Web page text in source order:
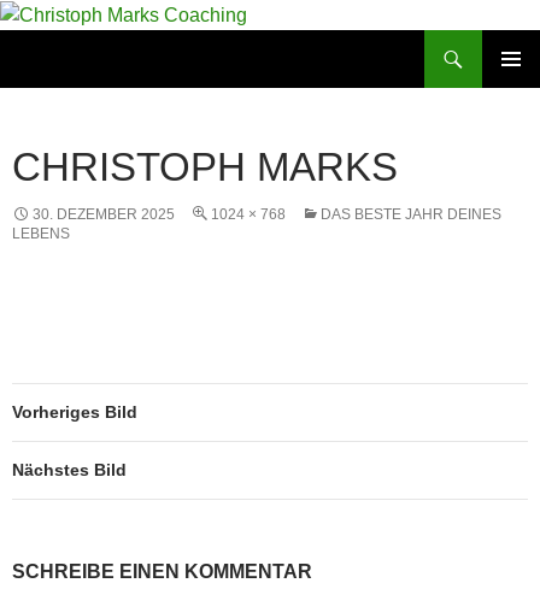
CHRISTOPH MARKS
30. DEZEMBER 2025 1024 × 768
DAS BESTE JAHR DEINES
LEBENS
Vorheriges Bild
Nächstes Bild
SCHREIBE EINEN KOMMENTAR